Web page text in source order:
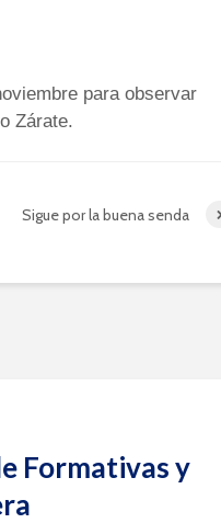
para observar
Zárate.
Sigue por la buena senda
Formativas y